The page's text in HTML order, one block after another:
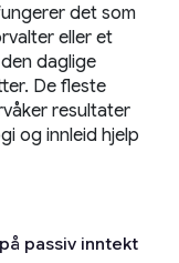
det som
eller et
daglige
De fleste
resultater
og innleid hjelp
passiv inntekt